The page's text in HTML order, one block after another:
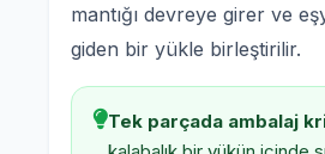
mantığı devreye girer ve
giden bir yükle birleştirilir.
Tek parçada ambalaj